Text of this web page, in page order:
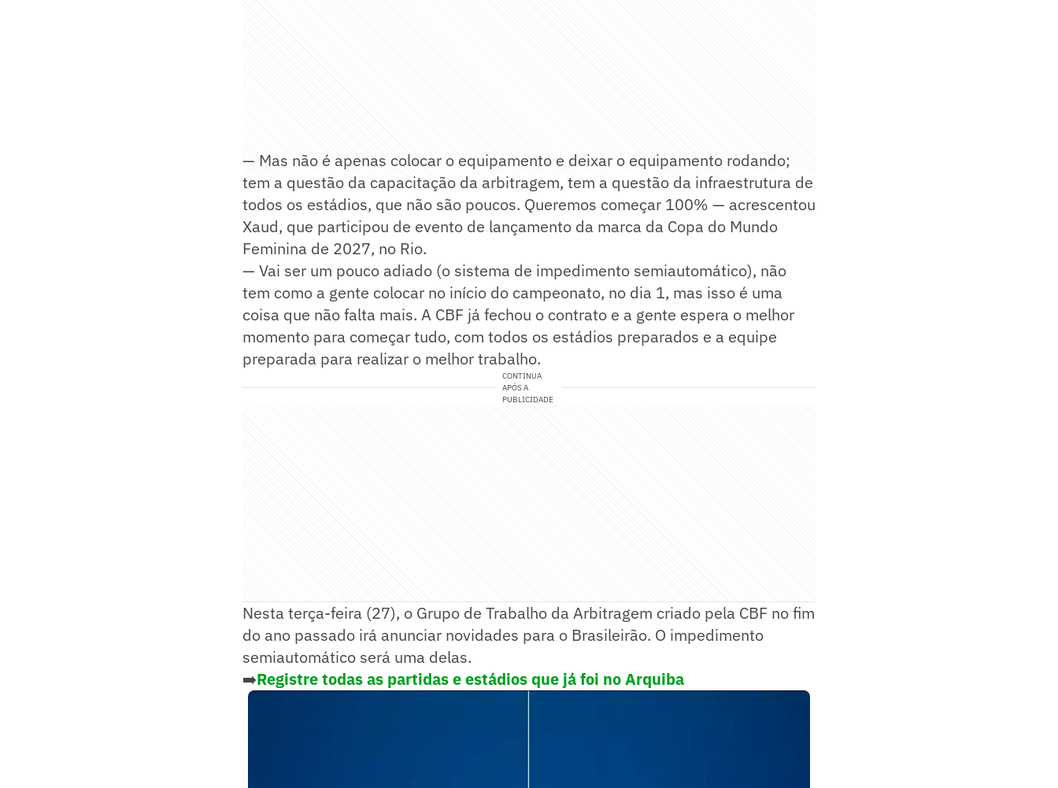
— Mas não é apenas colocar o equipamento e deixar o equipamento rodando;
tem a questão da capacitação da arbitragem, tem a questão da infraestrutura de
todos os estádios, que não são poucos. Queremos começar 100% — acrescentou
Xaud, que participou de evento de lançamento da marca da Copa do Mundo
Feminina de 2027, no Rio.
— Vai ser um pouco adiado (o sistema de impedimento semiautomático), não
tem como a gente colocar no início do campeonato, no dia 1, mas isso é uma
coisa que não falta mais. A CBF já fechou o contrato e a gente espera o melhor
momento para começar tudo, com todos os estádios preparados e a equipe
preparada para realizar o melhor trabalho.
CONTINUA
APÓS A
PUBLICIDADE
Nesta terça-feira (27), o Grupo de Trabalho da Arbitragem criado pela CBF no fim
do ano passado irá anunciar novidades para o Brasileirão. O impedimento
semiautomático será uma delas.
➡️Registre todas as partidas e estádios que já foi no Arquiba